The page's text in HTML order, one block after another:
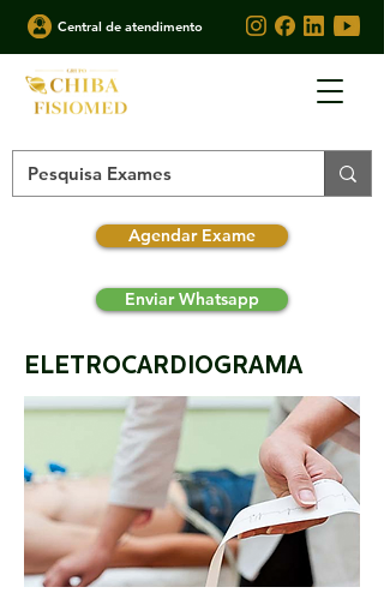
Central de atendimento
Agendar Exame
Enviar Whatsapp
ELETROCARDIOGRAMA